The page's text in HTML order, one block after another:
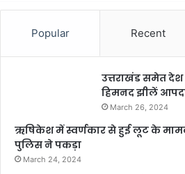
Popular Recent
उत्तराखंड समेत देश
हिमनद झीलें
March 26, 2024
ऋषिकेश में स्वर्णकार से हुई लूट के
पुलिस ने पकड़ा
March 24, 2024